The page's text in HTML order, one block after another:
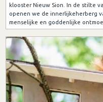
klooster Nieuw Sion. In de stilte
openen we de innerlijkeherberg
menselijke en goddenlijke